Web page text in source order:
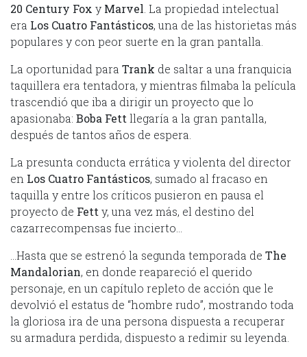
20 Century Fox y Marvel . La propiedad intelectual
era Los Cuatro Fantásticos, una de las historietas más
populares y con peor suerte en la gran pantalla.
La oportunidad para Trank de saltar a una franquicia
taquillera era tentadora, y mientras filmaba la película
trascendió que iba a dirigir un proyecto que lo
apasionaba: Boba Fett llegaría a la gran pantalla,
después de tantos años de espera.
La presunta conducta errática y violenta del director
en Los Cuatro Fantásticos, sumado al fracaso en
taquilla y entre los críticos pusieron en pausa el
proyecto de Fett y, una vez más, el destino del
cazarrecompensas fue incierto…
…Hasta que se estrenó la segunda temporada de The
Mandalorian, en donde reapareció el querido
personaje, en un capítulo repleto de acción que le
devolvió el estatus de “hombre rudo”, mostrando toda
la gloriosa ira de una persona dispuesta a recuperar
su armadura perdida, dispuesto a redimir su leyenda.